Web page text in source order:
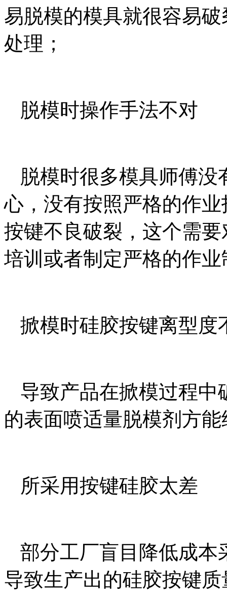
易脱模的模具就很容易
处理；
脱模时操作手法不对
脱模时很多模具师傅
心，没有按照严格的作
按键不良破裂，这个需
培训或者制定严格的作业
掀模时硅胶按键离型度
导致产品在掀模过程中
的表面喷适量脱模剂方
所采用按键硅胶太差
部分工厂盲目降低成本
导致生产出的硅胶按键